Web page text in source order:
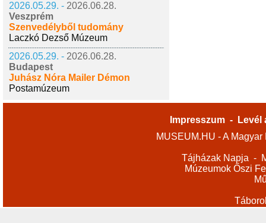
2026.05.29. - 2026.06.28.
Veszprém
Szenvedélyből tudomány
Laczkó Dezső Múzeum
2026.05.29. - 2026.06.28.
Budapest
Juhász Nóra Mailer Démon
Postamúzeum
Impresszum -
Levél
MUSEUM.HU - A
Tájházak Napja -
Múzeumok Őszi